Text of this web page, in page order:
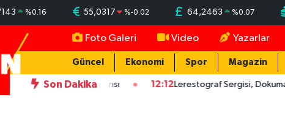
%0.16 55,0317 %-0.02 64,2463 %0.07
Foto Galeri Video Yazarlar
Güncel Ekonomi Spor Magazin
Son Dakika
LGS başarısı 12:12 Lerestograf Sergisi, Dokumapark'ta